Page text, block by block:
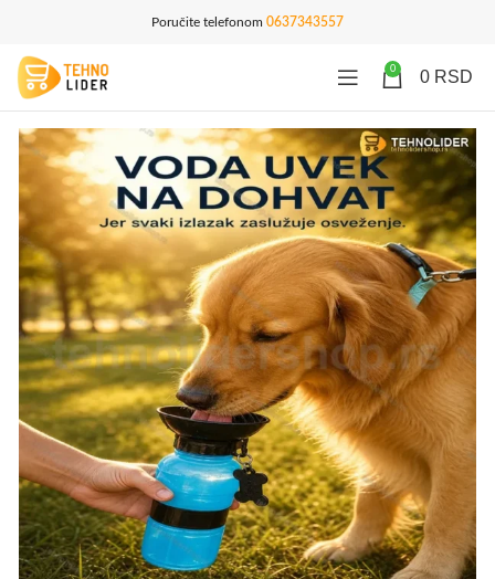
Poručite telefonom 0637343557
0 0 RSD